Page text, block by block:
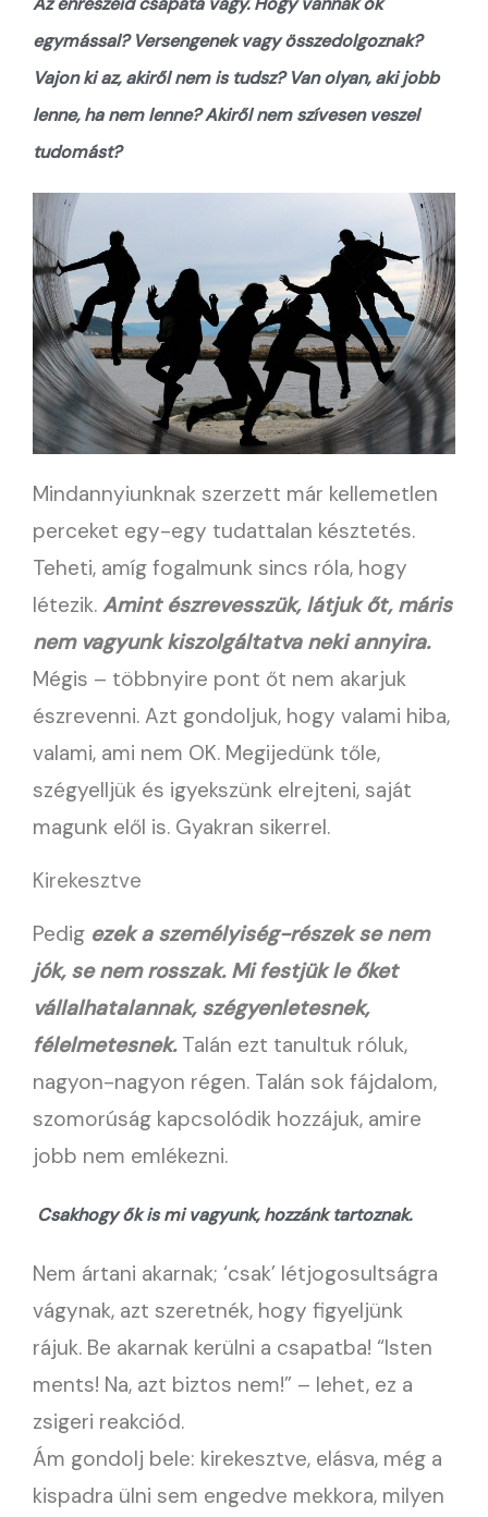
egymással? Versengenek vagy összedolgoznak?
Vajon ki az, akiről nem is tudsz? Van olyan, aki jobb
lenne, ha nem lenne? Akiről nem szívesen veszel
tudomást?
Mindannyiunknak szerzett már kellemetlen
perceket egy-egy tudattalan késztetés.
Teheti, amíg fogalmunk sincs róla, hogy
létezik. Amint észrevesszük, látjuk őt, máris
nem vagyunk kiszolgáltatva neki annyira.
Mégis – többnyire pont őt nem akarjuk
észrevenni. Azt gondoljuk, hogy valami hiba,
valami, ami nem OK. Megijedünk tőle,
szégyelljük és igyekszünk elrejteni, saját
magunk elől is. Gyakran sikerrel.
Kirekesztve
Pedig ezek a személyiség-részek se nem
jók, se nem rosszak. Mi festjük le őket
vállalhatalannak, szégyenletesnek,
félelmetesnek.Talán ezt tanultuk róluk,
nagyon-nagyon régen. Talán sok fájdalom,
szomorúság kapcsolódik hozzájuk, amire
jobb nem emlékezni.
Csakhogy ők is mi vagyunk, hozzánk tartoznak.
Nem ártani akarnak; ‘csak’ létjogosultságra
vágynak, azt szeretnék, hogy figyeljünk
rájuk. Be akarnak kerülni a csapatba! “Isten
ments! Na, azt biztos nem!” – lehet, ez a
zsigeri reakciód.
Ám gondolj bele: kirekesztve, elásva, még a
kispadra ülni sem engedve mekkora, milyen